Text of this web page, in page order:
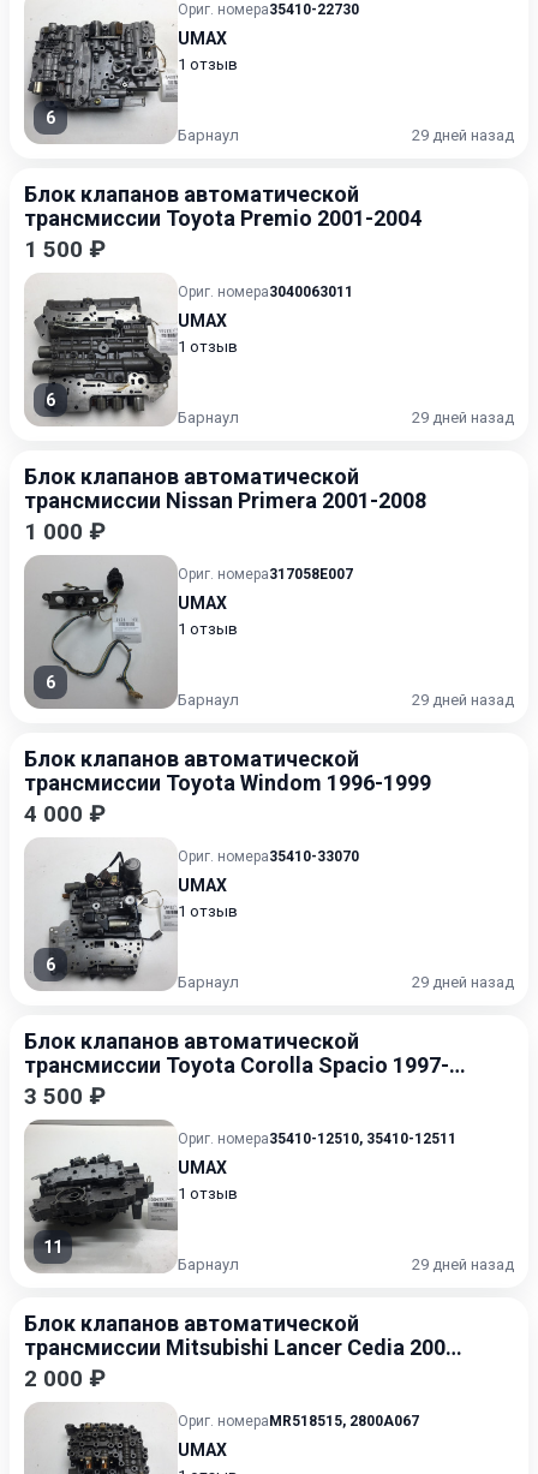
6
Ориг. номера35410-22730
UMAX
1 отзыв
Барнаул 29 дней назад
Блок клапанов автоматической
трансмиссии Toyota Premio 2001-2004
1 500 ₽
6
Ориг. номера3040063011
UMAX
1 отзыв
Барнаул 29 дней назад
Блок клапанов автоматической
трансмиссии Nissan Primera 2001-2008
1 000 ₽
6
Ориг. номера317058E007
UMAX
1 отзыв
Барнаул 29 дней назад
Блок клапанов автоматической
трансмиссии Toyota Windom 1996-1999
4 000 ₽
6
Ориг. номера35410-33070
UMAX
1 отзыв
Барнаул 29 дней назад
Блок клапанов автоматической
трансмиссии Toyota Corolla Spacio 1997-
1999
3 500 ₽
11
Ориг. номера35410-12510, 35410-12511
UMAX
1 отзыв
Барнаул 29 дней назад
Блок клапанов автоматической
трансмиссии Mitsubishi Lancer Cedia 2000-
2003
2 000 ₽
Ориг. номера MR518515, 2800A067
UMAX